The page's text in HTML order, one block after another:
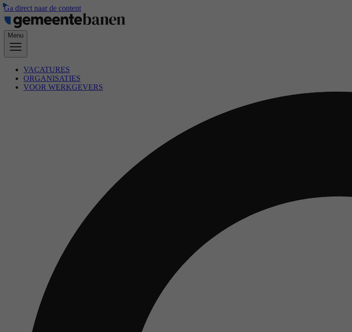
Ga direct naar de content
Menu
VACATURES
ORGANISATIES
VOOR WERKGEVERS